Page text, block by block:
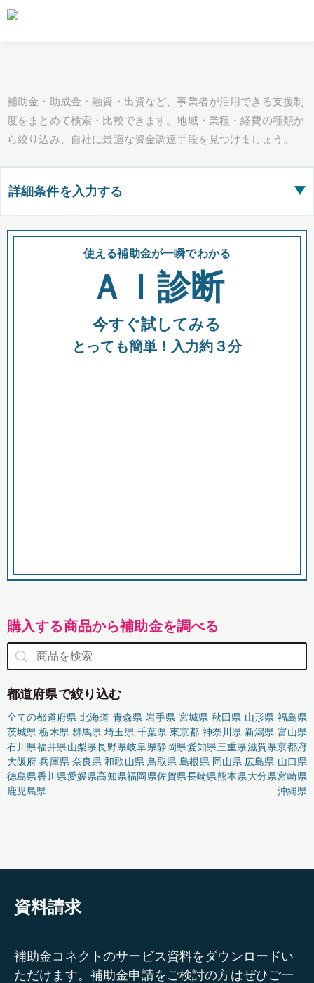
補助金・助成金・融資・出資など、事業者が活用できる支援制
度をまとめて検索・比較できます。地域・業種・経費の種類か
ら絞り込み、自社に最適な資金調達手段を見つけましょう。
詳細条件を入力する ▶
都道府県
全国の検索結果を含めて表示
助成金 融資 出資
使える補助金が一瞬でわかる
ＡＩ診断
今すぐ試してみる
とっても簡単！入力約３分
購入する商品から補助金を調べる
都道府県で絞り込む
全ての都道府県 北海道 青森県 岩手県 宮城県 秋田県 山形県 福島県
茨城県 栃木県 群馬県 埼玉県 千葉県 東京都 神奈川県 新潟県 富山県
石川県福井県山梨県長野県岐阜県静岡県愛知県三重県滋賀県京都府
大阪府 兵庫県 奈良県 和歌山県 鳥取県 島根県 岡山県 広島県 山口県
徳島県香川県愛媛県高知県福岡県佐賀県長崎県熊本県大分県宮崎県
鹿児島県
沖縄県
資料請求
補助金コネクトのサービス資料をダウンロードい
ただけます。補助金申請をご検討の方はぜひご一